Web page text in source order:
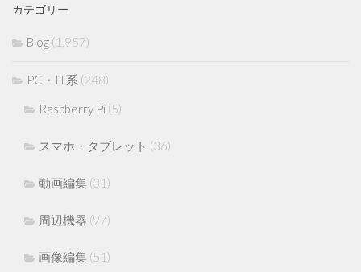
カテゴリー
Blog (1,957)
PC・IT系 (248)
Raspberry Pi (5)
スマホ・タブレット (36)
動画編集 (31)
周辺機器 (97)
画像編集 (51)